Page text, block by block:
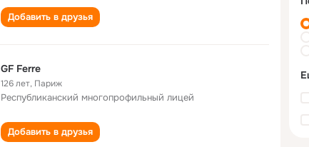
Добавить в друзья
GF Ferre
126 лет, Париж
Республиканский многопрофильный лицей
Добавить в друзья